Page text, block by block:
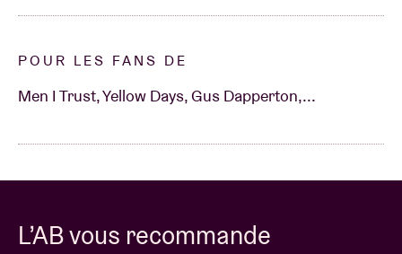
POUR LES FANS DE
Men I Trust, Yellow Days, Gus Dapperton,...
L’AB vous recommande